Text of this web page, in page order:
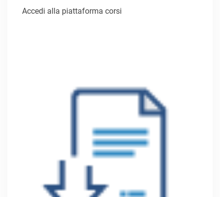
Accedi alla piattaforma corsi